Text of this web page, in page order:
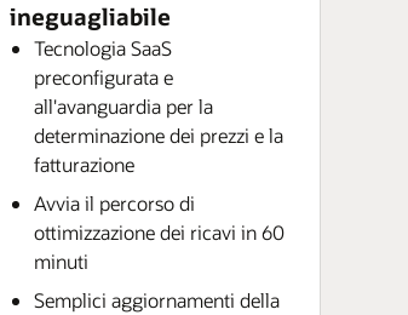
ineguagliabile
Tecnologia SaaS
preconfigurata e
all'avanguardia per la
determinazione dei prezzi e la
fatturazione
Avvia il percorso di
ottimizzazione dei ricavi in 60
minuti
Semplici aggiornamenti della